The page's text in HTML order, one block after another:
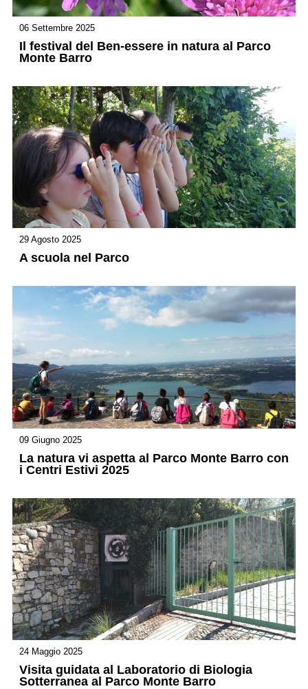
06 Settembre 2025
Il festival del Ben-essere in natura al Parco
Monte Barro
29 Agosto 2025
A scuola nel Parco
09 Giugno 2025
La natura vi aspetta al Parco Monte Barro con
i Centri Estivi 2025
24 Maggio 2025
Visita guidata al Laboratorio di Biologia
Sotterranea al Parco Monte Barro